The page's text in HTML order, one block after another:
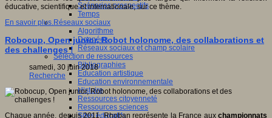
Scénarios prospectifs
Temps
Réseaux sociaux
Algorithme
Données
Réseaux sociaux et champ scolaire
Sélection de ressources
Bibliographies
Education artistique
Education environnementale
Histoire
Ressources citoyenneté
Ressources sciences
Sites éducatifs
éducative, scientifique et internationale, sur ce thème.
En savoir plus...
Robocup, Open junior, Robot holonome, des collaborations et
des challenges !
samedi, 30 juin 2018
Recherche
Chaque année, depuis 2011, Rhoban représente la France auxchampionnats